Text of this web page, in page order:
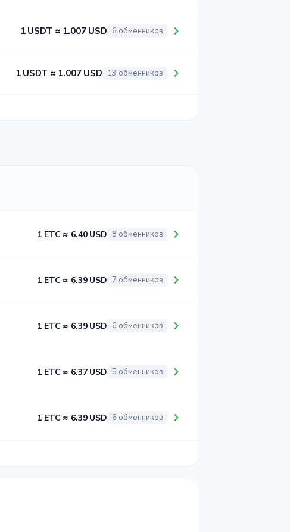
1 USDT ≈ 1.007 USD 6 обменников
1 USDT ≈ 1.007 USD 13 обменников
1 ETC ≈ 6.40 USD 8 обменников
1 ETC ≈ 6.39 USD 7 обменников
1 ETC ≈ 6.39 USD 6 обменников
1 ETC ≈ 6.37 USD 5 обменников
1 ETC ≈ 6.39 USD 6 обменников